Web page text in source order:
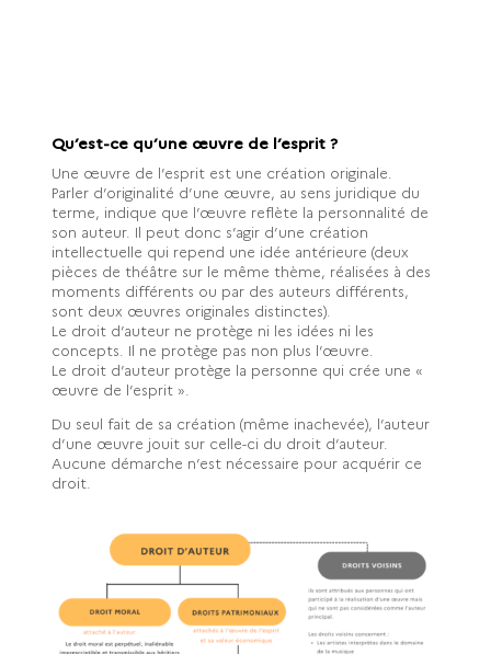
Qu’est-ce qu’une œuvre de l’esprit ?
Une œuvre de l’esprit est une création originale.
Parler d’originalité d’une œuvre, au sens juridique du
terme, indique que l’œuvre reflète la personnalité de
son auteur. Il peut donc s’agir d’une création
intellectuelle qui repend une idée antérieure (deux
pièces de théâtre sur le même thème, réalisées à des
moments différents ou par des auteurs différents,
sont deux œuvres originales distinctes).
Le droit d’auteur ne protège ni les idées ni les
concepts. Il ne protège pas non plus l’œuvre.
Le droit d’auteur protège la personne qui crée une «
œuvre de l’esprit ».
Du seul fait de sa création (même inachevée), l’auteur
d’une œuvre jouit sur celle-ci du droit d’auteur.
Aucune démarche n’est nécessaire pour acquérir ce
droit.